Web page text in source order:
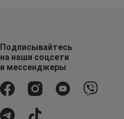
Подписывайтесь
на наши соцсети
и мессенджеры